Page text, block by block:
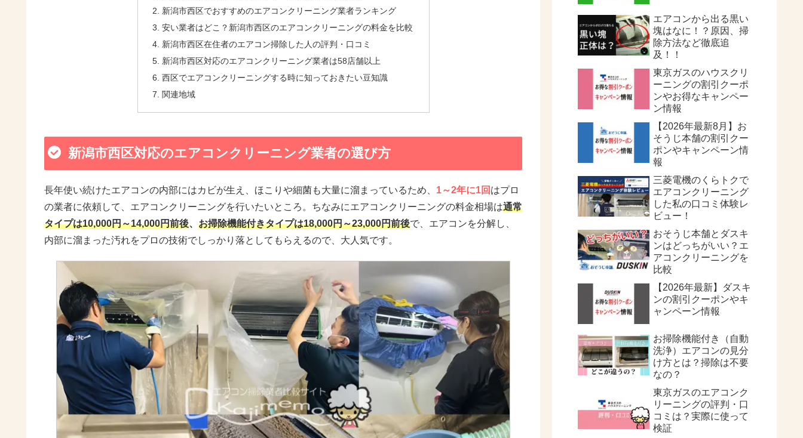
新潟市西区でおすすめのエアコンクリーニング業者ランキング
安い業者はどこ？新潟市西区のエアコンクリーニングの料金を比較
新潟市西区在住者のエアコン掃除した人の評判・口コミ
新潟市西区対応のエアコンクリーニング業者は58店舗以上
西区でエアコンクリーニングする時に知っておきたい豆知識
関連地域
新潟市西区対応のエアコンクリーニング業者の選び方
長年使い続けたエアコンの内部にはカビが生え、ほこりや細菌も大量に溜まっているため、 1～2年に1回 はプロ
の業者に依頼して、エアコンクリーニングを行いたいところ。ちなみにエアコンクリーニングの料金相場は通常
タイプは10,000円～14,000円前後、 お掃除機能付きタイプは18,000円～23,000円前後で、エアコンを分解し、
内部に溜まった汚れをプロの技術でしっかり落としてもらえるので、大人気です。
エアコンから出る黒い
塊はなに！？原因、掃
除方法など徹底追
及！！
東京ガスのハウスクリ
ーニングの割引クーポ
ンやお得なキャンペー
ン情報
【2026年最新8月】お
そうじ本舗の割引クー
ポンやキャンペーン情
報
三菱電機のくらトクで
エアコンクリーニング
した私の口コミ体験レ
ビュー！
おそうじ本舗とダスキ
ンはどっちがいい？エ
アコンクリーニングを
比較
【2026年最新】ダスキ
ンの割引クーポンやキ
ャンペーン情報
お掃除機能付き（自動
洗浄）エアコンの見分
け方とは？掃除は不要
なの？
東京ガスのエアコンク
リーニングの評判・口
コミは？実際に使って
検証